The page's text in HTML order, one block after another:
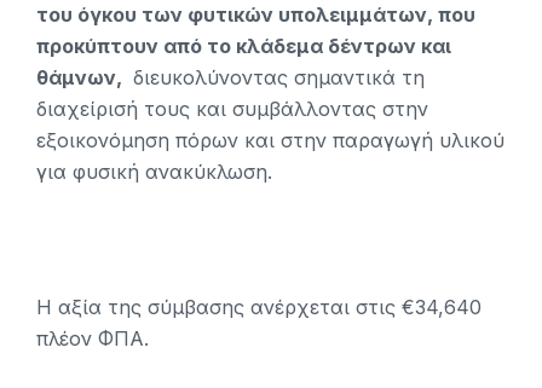
του όγκου των φυτικών υπολειμμάτων, που
προκύπτουν από το κλάδεμα δέντρων και
θάμνων, διευκολύνοντας σημαντικά τη
διαχείρισή τους και συμβάλλοντας στην
εξοικονόμηση πόρων και στην παραγωγή υλικού
για φυσική ανακύκλωση.
Η αξία της σύμβασης ανέρχεται στις €34,640
πλέον ΦΠΑ.